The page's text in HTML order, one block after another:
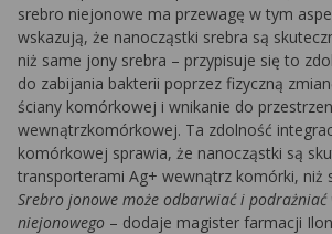
srebro niejonowe ma przewagę w tym
wskazują, że nanocząstki srebra są
niż same jony srebra – przypisuje się to
do zabijania bakterii poprzez fizyczną
ściany komórkowej i wnikanie do
wewnątrzkomórkowej. Ta zdolność
komórkowej sprawia, że ​​nanocząstki są
transporterami Ag+ wewnątrz komórki, niż
Srebro jonowe może odbarwiać i podrażniać
niejonowego – dodaje magister farmacji